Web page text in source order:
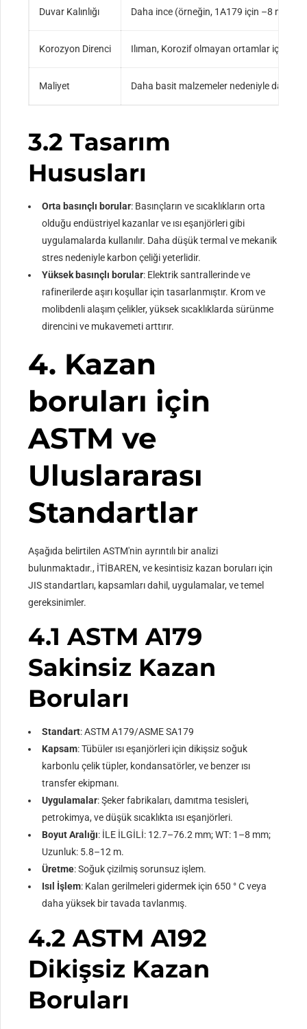
Duvar Kalınlığı Daha ince (örneğin, 1A179 için –8 mm)
Korozyon Direnci Ilıman, Korozif olmayan ortamlar için
Maliyet Daha basit malzemeler nedeniyle daha
3.2 Tasarım
Hususları
Orta basınçlı borular: Basınçların ve sıcaklıkların orta
olduğu endüstriyel kazanlar ve ısı eşanjörleri gibi
uygulamalarda kullanılır. Daha düşük termal ve mekanik
stres nedeniyle karbon çeliği yeterlidir.
Yüksek basınçlı borular: Elektrik santrallerinde ve
rafinerilerde aşırı koşullar için tasarlanmıştır. Krom ve
molibdenli alaşım çelikler, yüksek sıcaklıklarda sürünme
direncini ve mukavemeti arttırır.
4. Kazan
boruları için
ASTM ve
Uluslararası
Standartlar
Aşağıda belirtilen ASTM'nin ayrıntılı bir analizi
bulunmaktadır., İTİBAREN, ve kesintisiz kazan boruları için
JIS standartları, kapsamları dahil, uygulamalar, ve temel
gereksinimler.
4.1 ASTM A179
Sakinsiz Kazan
Boruları
Standart: ASTM A179/ASME SA179
Kapsam: Tübüler ısı eşanjörleri için dikişsiz soğuk
karbonlu çelik tüpler, kondansatörler, ve benzer ısı
transfer ekipmanı.
Uygulamalar: Şeker fabrikaları, damıtma tesisleri,
petrokimya, ve düşük sıcaklıkta ısı eşanjörleri.
Boyut Aralığı: İLE İLGİLİ: 12.7–76.2 mm; WT: 1–8 mm;
Uzunluk: 5.8–12 m.
Üretme: Soğuk çizilmiş sorunsuz işlem.
Isıl İşlem: Kalan gerilmeleri gidermek için 650 ° C veya
daha yüksek bir tavada tavlanmış.
4.2 ASTM A192
Dikişsiz Kazan
Boruları